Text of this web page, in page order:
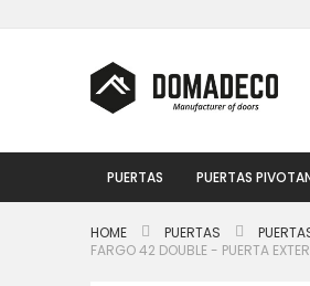
al
PUERTAS PUERTAS
HOME PUERTAS
FARGO 42 DOUBLE - PUERTA